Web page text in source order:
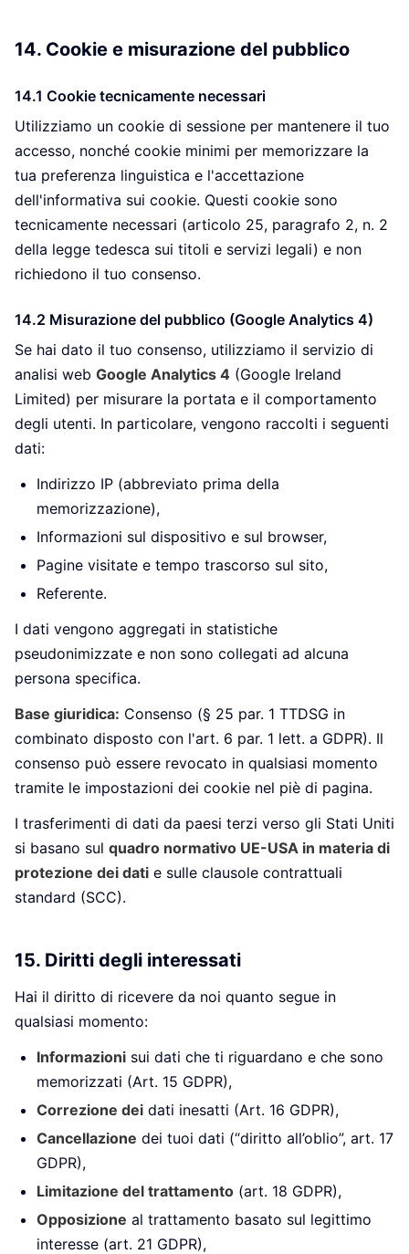
14. Cookie e misurazione del pubblico
14.1 Cookie tecnicamente necessari
Utilizziamo un cookie di sessione per mantenere il tuo
accesso, nonché cookie minimi per memorizzare la
tua preferenza linguistica e l'accettazione
dell'informativa sui cookie. Questi cookie sono
tecnicamente necessari (articolo 25, paragrafo 2, n. 2
della legge tedesca sui titoli e servizi legali) e non
richiedono il tuo consenso.
14.2 Misurazione del pubblico (Google Analytics 4)
Se hai dato il tuo consenso, utilizziamo il servizio di
analisi web Google Analytics 4 (Google Ireland
Limited) per misurare la portata e il comportamento
degli utenti. In particolare, vengono raccolti i seguenti
dati:
Indirizzo IP (abbreviato prima della
memorizzazione),
Informazioni sul dispositivo e sul browser,
Pagine visitate e tempo trascorso sul sito,
Referente.
I dati vengono aggregati in statistiche
pseudonimizzate e non sono collegati ad alcuna
persona specifica.
Base giuridica: Consenso (§ 25 par. 1 TTDSG in
combinato disposto con l'art. 6 par. 1 lett. a GDPR). Il
consenso può essere revocato in qualsiasi momento
tramite le impostazioni dei cookie nel piè di pagina.
I trasferimenti di dati da paesi terzi verso gli Stati Uniti
si basano sul quadro normativo UE-USA in materia di
protezione dei dati e sulle clausole contrattuali
standard (SCC).
15. Diritti degli interessati
Hai il diritto di ricevere da noi quanto segue in
qualsiasi momento:
Informazioni sui dati che ti riguardano e che sono
memorizzati (Art. 15 GDPR),
Correzione dei dati inesatti (Art. 16 GDPR),
Cancellazione dei tuoi dati (“diritto all’oblio”, art. 17
GDPR),
Limitazione del trattamento (art. 18 GDPR),
Opposizione al trattamento basato sul legittimo
interesse (art. 21 GDPR),